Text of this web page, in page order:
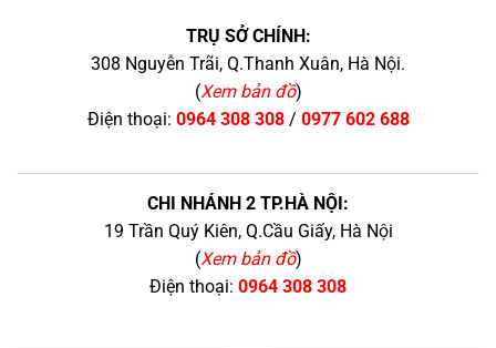
TRỤ SỞ CHÍNH:
308 Nguyễn Trãi, Q.Thanh Xuân, Hà Nội.
(Xem bản đồ)
Điện thoại: 0964 308 308/ 0977 602 688
CHI NHÁNH 2 TP.HÀ NỘI:
19 Trần Quý Kiên, Q.Cầu Giấy, Hà Nội
(Xem bản đồ)
Điện thoại: 0964 308 308